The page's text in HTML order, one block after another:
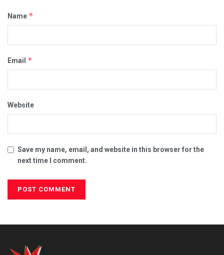
Name *
Email *
Website
Save my name, email, and website in this browser for the
next time I comment.